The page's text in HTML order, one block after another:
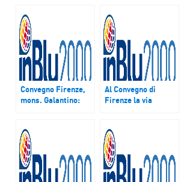
Convegno Firenze,
mons. Galantino:
italiana che non si
risparmia”
Al Convegno di
Firenze la via